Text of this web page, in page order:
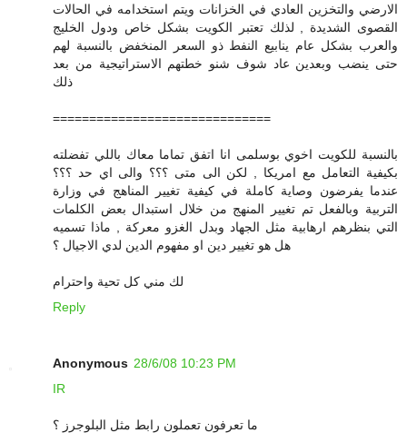
الارضي والتخزين العادي في الخزانات ويتم استخدامه في الحالات
القصوى الشديدة , لذلك تعتبر الكويت بشكل خاص ودول الخليج
والعرب بشكل عام ينابيع النفط ذو السعر المنخفض بالنسبة لهم
حتى ينضب وبعدين عاد شوف شنو خطتهم الاستراتيجية من بعد
ذلك
==============================
بالنسبة للكويت اخوي بوسلمى انا اتفق تماما معاك باللي تفضلته
بكيفية التعامل مع امريكا , لكن الى متى ؟؟؟ والى اي حد ؟؟؟
عندما يفرضون وصاية كاملة في كيفية تغيير المناهج في وزارة
التربية وبالفعل تم تغيير المنهج من خلال استبدال بعض الكلمات
التي بنظرهم ارهابية مثل الجهاد وبدل الغزو معركة , ماذا تسميه
هل هو تغيير دين او مفهوم الدين لدي الاجيال ؟
لك مني كل تحية واحترام
Reply
Anonymous 28/6/08 10:23 PM
IR
ما تعرفون تعملون رابط مثل البلوجرز ؟